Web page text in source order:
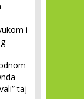
i
taj